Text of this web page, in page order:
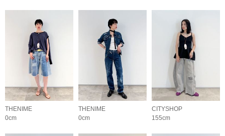
THENIME
0cm
THENIME
0cm
CITYSHOP
155cm